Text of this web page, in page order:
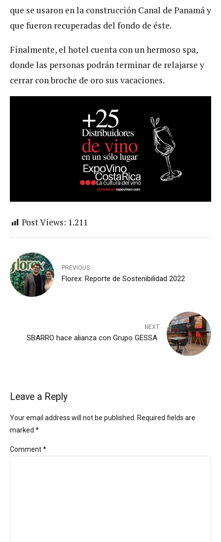
que se usaron en la construcción Canal de Panamá y
que fueron recuperadas del fondo de éste.
Finalmente, el hotel cuenta con un hermoso spa,
donde las personas podrán terminar de relajarse y
cerrar con broche de oro sus vacaciones.
Post Views: 1.211
PREVIOUS
Florex: Reporte de Sostenibilidad 2022
NEXT
SBARRO hace alianza con Grupo GESSA
Leave a Reply
Your email address will not be published. Required fields are
marked *
Comment*